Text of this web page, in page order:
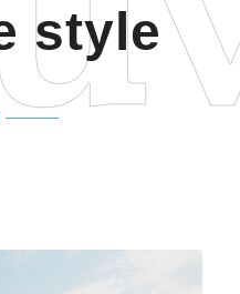
style